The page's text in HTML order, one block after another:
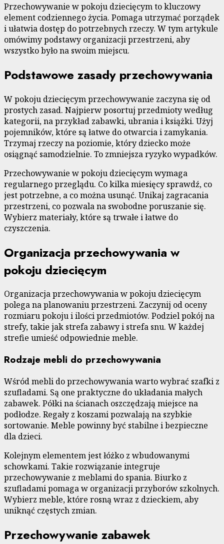
Przechowywanie w pokoju dziecięcym to kluczowy
element codziennego życia. Pomaga utrzymać porządek
i ułatwia dostęp do potrzebnych rzeczy. W tym artykule
omówimy podstawy organizacji przestrzeni, aby
wszystko było na swoim miejscu.
Podstawowe zasady przechowywania
W pokoju dziecięcym przechowywanie zaczyna się od
prostych zasad. Najpierw posortuj przedmioty według
kategorii, na przykład zabawki, ubrania i książki. Użyj
pojemników, które są łatwe do otwarcia i zamykania.
Trzymaj rzeczy na poziomie, który dziecko może
osiągnąć samodzielnie. To zmniejsza ryzyko wypadków.
Przechowywanie w pokoju dziecięcym wymaga
regularnego przeglądu. Co kilka miesięcy sprawdź, co
jest potrzebne, a co można usunąć. Unikaj zagracania
przestrzeni, co pozwala na swobodne poruszanie się.
Wybierz materiały, które są trwałe i łatwe do
czyszczenia.
Organizacja przechowywania w
pokoju dziecięcym
Organizacja przechowywania w pokoju dziecięcym
polega na planowaniu przestrzeni. Zaczynij od oceny
rozmiaru pokoju i ilości przedmiotów. Podziel pokój na
strefy, takie jak strefa zabawy i strefa snu. W każdej
strefie umieść odpowiednie meble.
Rodzaje mebli do przechowywania
Wśród mebli do przechowywania warto wybrać szafki z
szufladami. Są one praktyczne do układania małych
zabawek. Półki na ścianach oszczędzają miejsce na
podłodze. Regały z koszami pozwalają na szybkie
sortowanie. Meble powinny być stabilne i bezpieczne
dla dzieci.
Kolejnym elementem jest łóżko z wbudowanymi
schowkami. Takie rozwiązanie integruje
przechowywanie z meblami do spania. Biurko z
szufladami pomaga w organizacji przyborów szkolnych.
Wybierz meble, które rosną wraz z dzieckiem, aby
uniknąć częstych zmian.
Przechowywanie zabawek